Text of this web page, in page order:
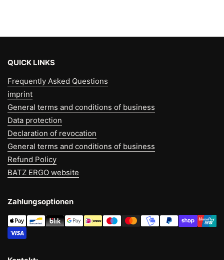
QUICK LINKS
Frequently Asked Questions
imprint
General terms and conditions of business
Data protection
Declaration of revocation
General terms and conditions of business
Refund Policy
BATZ ERGO website
Zahlungsoptionen